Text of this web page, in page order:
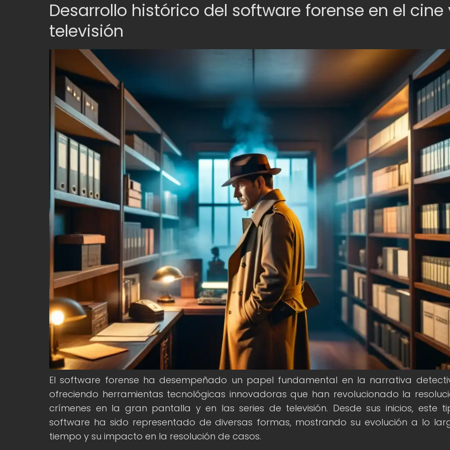
Desarrollo histórico del software forense en el cine
televisión
El software forense ha desempeñado un papel fundamental en la narrativa
ofreciendo herramientas tecnológicas innovadoras que han revolucionado la
crímenes en la gran pantalla y en las series de televisión. Desde sus inicios, este
software ha sido representado de diversas formas, mostrando su evolución a lo
tiempo y su impacto en la resolución de casos.